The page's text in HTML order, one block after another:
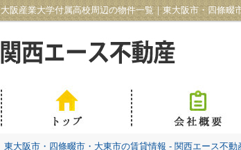
大阪産業大学付属高校周辺の物件一覧｜東大阪市・四條畷
東大阪市・四條畷市・大東市の賃貸情報 - 関西エース不動